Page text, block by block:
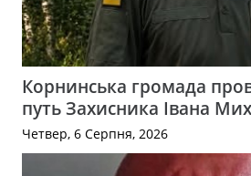
Корнинська громада
путь Захисника Івана
Четвер, 6 Серпня, 2026